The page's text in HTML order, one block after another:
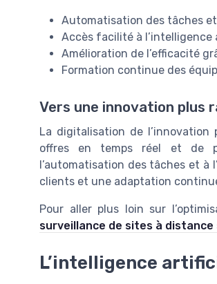
Automatisation des tâches
Accès facilité à
Amélioration de l’efficacité
Formation continue des
Vers une innovation plus
La digitalisation de l’innovation
offres en temps réel et de
l’automatisation des tâches et à
clients et une adaptation
Pour aller plus loin sur
surveillance de sites à
L’intelligence